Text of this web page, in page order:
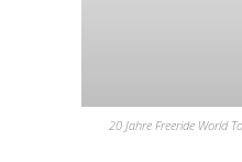
20 Jahre Freeride World